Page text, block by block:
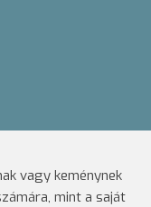
vagy keménynek
mint a saját